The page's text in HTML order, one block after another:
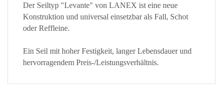
Der Seiltyp "Levante" von LANEX ist eine neue
Konstruktion und universal einsetzbar als Fall, Schot
oder Reffleine.
Ein Seil mit hoher Festigkeit, langer Lebensdauer und
hervorragendem Preis-/Leistungsverhältnis.